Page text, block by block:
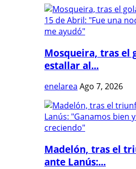
Mosqueira, tras el
estallar al...
enelarea Ago 7, 2026
Madelón, tras el
ante Lanús:...